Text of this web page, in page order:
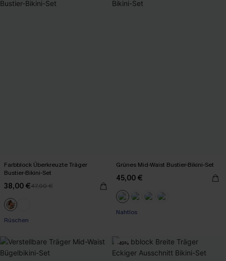
Farbblock Überkreuzte Träger
Bustier-Bikini-Set
38,00 €47,00 €
Mit Gratis-Maßband
Mit Gratis-Maßband
Grünes Mid-Waist Bustier-Bikini-Set
45,00 €
Mit Gratis-Maßband
Mit Gratis-Maßband
-49%